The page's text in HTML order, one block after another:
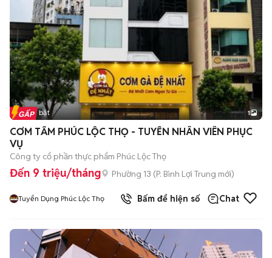
Tin nổi bật 1
CƠM TẤM PHÚC LỘC THỌ - TUYỂN NHÂN VIÊN PHỤC
VỤ
Công ty cổ phần thực phẩm Phúc Lộc Thọ
Đến 9 triệu/tháng Phường 13 (P. Bình Lợi Trung mới)
Tuyển Dụng Phúc Lộc Thọ Bấm để hiện số Chat